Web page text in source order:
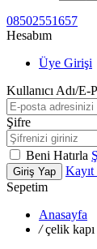
08502551657
Hesabım
Üye Girişi
Kullanıcı Adı/E-
Şifre
Beni Hatırla
Giriş Yap
Kayıt
Sepetim
Anasayfa
/ çelik